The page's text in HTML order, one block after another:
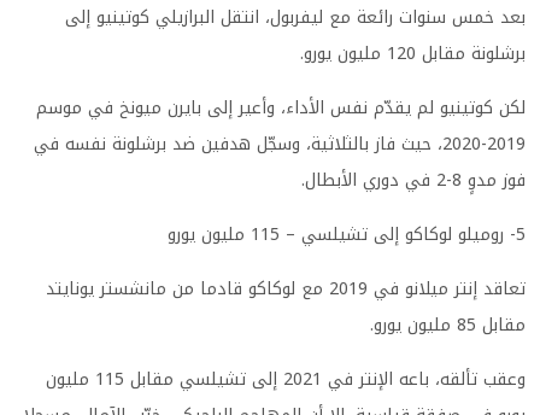
بعد خمس سنوات رائعة مع ليفربول، انتقل البرازيلي كوتينيو إلى
برشلونة مقابل 120 مليون يورو.
لكن كوتينيو لم يقدّم نفس الأداء، وأعير إلى بايرن ميونخ في موسم
2019-2020، حيث فاز بالثلاثية، وسجّل هدفين ضد برشلونة نفسه في
فوز مدوٍ 8-2 في دوري الأبطال.
5- روميلو لوكاكو إلى تشيلسي – 115 مليون يورو
تعاقد إنتر ميلانو في 2019 مع لوكاكو قادما من مانشستر يونايتد
مقابل 85 مليون يورو.
وعقب تألقه، باعه الإنتر في 2021 إلى تشيلسي مقابل 115 مليون